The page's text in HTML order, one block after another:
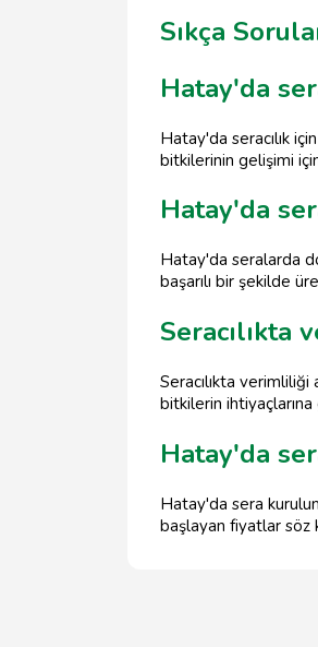
Sıkça
Hatay'da
Hatay'da seracılık
bitkilerinin gelişimi
Hatay'da
Hatay'da seralarda
başarılı bir şekilde
Seracılıkta
bitkilerin
Hatay'da
Hatay'da sera
başlayan fiyatlar söz